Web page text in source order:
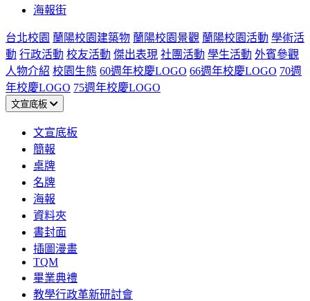
海報街
台北校園 蘭陽校園建築物 蘭陽校園景觀 蘭陽校園活動 學術活
動 行政活動 校友活動 傑出表現 社團活動 學生活動 外賓參觀
人物介紹 校園生態 60週年校慶LOGO 66週年校慶LOGO 70週
年校慶LOGO 75週年校慶LOGO
文宣底板
文宣底板
簡報
桌牌
名牌
海報
資料夾
書封面
插圖漫畫
TQM
畢業典禮
教學行政革新研討會